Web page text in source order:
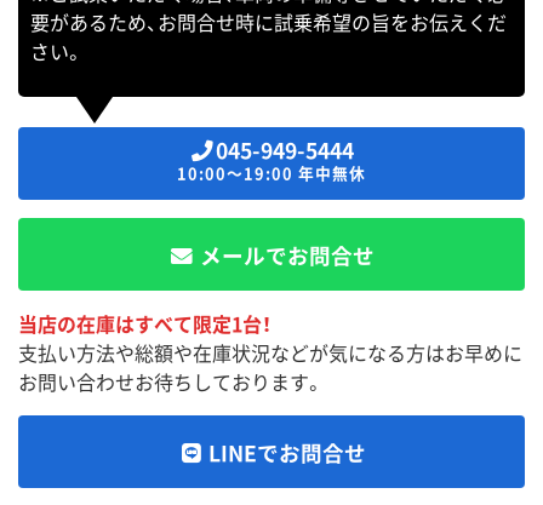
要があるため、お問合せ時に試乗希望の旨をお伝えくだ
さい。
045-949-5444
10:00～19:00 年中無休
メールでお問合せ
当店の在庫はすべて限定1台！
支払い方法や総額や在庫状況などが気になる方はお早めに
お問い合わせお待ちしております。
LINEでお問合せ